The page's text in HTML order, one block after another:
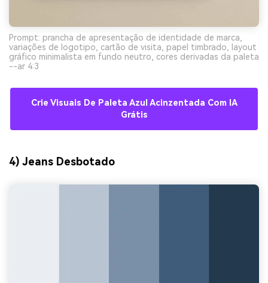
Prompt: prancha de apresentação de identidade de marca,
variações de logotipo, cartão de visita, papel timbrado, layout
gráfico minimalista em fundo neutro, cores derivadas da paleta
--ar 4:3
Crie Visuais De Paleta Azul Acinzentada Com IA
Grátis
4) Jeans Desbotado